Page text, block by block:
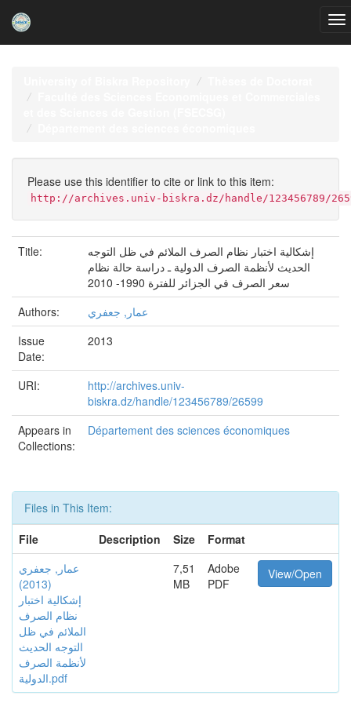
Please use this identifier to cite or link to this item:
http://archives.univ-biskra.dz/handle/123456789/
Title:
إشكالية اختبار نظام الصرف الملائم في ظل التوجه
الحديث لأنظمة الصرف الدولية ـ دراسة حالة نظام
سعر الصرف في الجزائر للفترة 1990- 2010
Authors:
عمار, جعفري
Issue
Date:
2013
URI:
http://archives.univ-
biskra.dz/handle/123456789/26599
Appears in
Collections:
Département des sciences économiques
Files in This Item:
File
Description Size
Format
عمار, جعفري
(2013)
إشكالية اختبار
نظام الصرف
الملائم في ظل
التوجه الحديث
لأنظمة الصرف
الدولية.pdf
7,51
MB
Adobe
PDF
View/Open